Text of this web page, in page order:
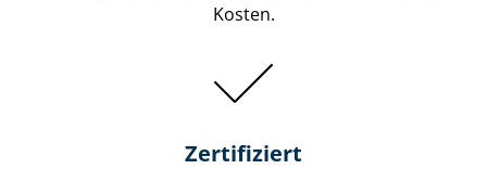
Kosten.
Zertifiziert